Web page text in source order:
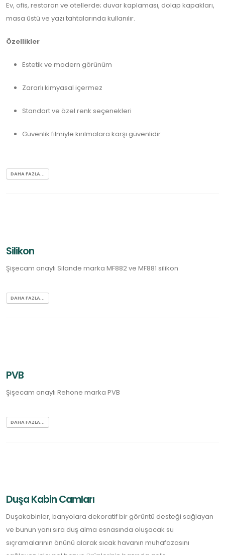
Ev, ofis, restoran ve otellerde; duvar kaplaması, dolap kapakları,
masa üstü ve yazı tahtalarında kullanılır.
Özellikler
Estetik ve modern görünüm
Zararlı kimyasal içermez
Standart ve özel renk seçenekleri
Güvenlik filmiyle kırılmalara karşı güvenlidir
DAHA FAZLA...
Silikon
Şişecam onaylı Silande marka MF882 ve MF881 silikon
DAHA FAZLA...
PVB
Şişecam onaylı Rehone marka PVB
DAHA FAZLA...
Duşa Kabin Camları
Duşakabinler, banyolara dekoratif bir görüntü desteği sağlayan
ve bunun yanı sıra duş alma esnasında oluşacak su
sıçramalarının önünü alarak sıcak havanın muhafazasını